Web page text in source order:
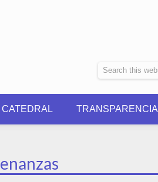
CATEDRAL TRANSPARENCIA